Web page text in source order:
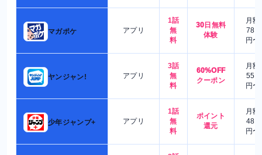
マガポケ アプリ
1話
無
料
30日無料
体験
月額
780
円〜
ヤンジャン! アプリ
3話
無
料
60%OFF
クーポン
月額
550
円〜
少年ジャンプ+ アプリ
1話
無
料
ポイント
還元
月額
480
円〜